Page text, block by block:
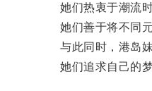
她们热衷于潮流时
她们善于将不同元
与此同时，港岛妹
她们追求自己的梦